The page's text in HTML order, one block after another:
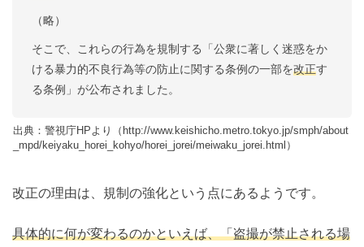
（略）
そこで、これらの行為を規制する「公衆に著しく迷惑をか
ける暴力的不良行為等の防止に関する条例の一部を改正す
る条例」が公布されました。
出典：警視庁HPより（http://www.keishicho.metro.tokyo.jp/smph/about
_mpd/keiyaku_horei_kohyo/horei_jorei/meiwaku_jorei.html）
改正の理由は、規制の強化という点にあるようです。
具体的に何が変わるのかといえば、「盗撮が禁止される場